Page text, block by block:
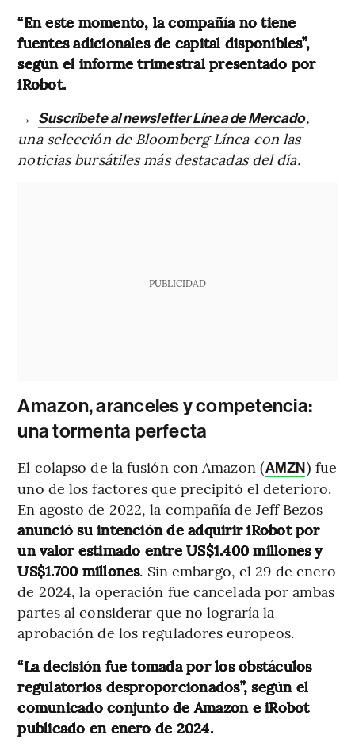
“En este momento, la compañía no tiene
fuentes adicionales de capital disponibles”,
según el informe trimestral presentado por
iRobot.
→ Suscríbete al newsletter Línea de Mercado,
una selección de Bloomberg Línea con las
noticias bursátiles más destacadas del día.
PUBLICIDAD
Amazon, aranceles y competencia:
una tormenta perfecta
El colapso de la fusión con Amazon (AMZN) fue
uno de los factores que precipitó el deterioro.
En agosto de 2022, la compañía de Jeff Bezos
anunció su intención de adquirir iRobot por
un valor estimado entre US$1.400 millones y
US$1.700 millones. Sin embargo, el 29 de enero
de 2024, la operación fue cancelada por ambas
partes al considerar que no lograría la
aprobación de los reguladores europeos.
“La decisión fue tomada por los obstáculos
regulatorios desproporcionados”, según el
comunicado conjunto de Amazon e iRobot
publicado en enero de 2024.